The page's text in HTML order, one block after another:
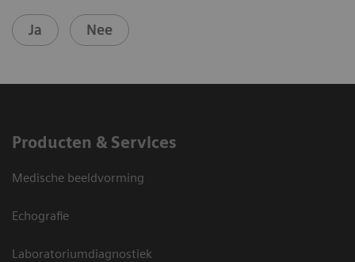
Ja Nee
Producten & Services
Medische beeldvorming
Echografie
Laboratoriumdiagnostiek